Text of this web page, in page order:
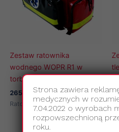
Zestaw ratownika
wodnego WOPR R1 w
torbie
2650,00zł z VAT
Ratownicy Wodni
Strona zawiera
medycznych w
7.04.2022 o wyrobach
rozpowszechnioną
roku.